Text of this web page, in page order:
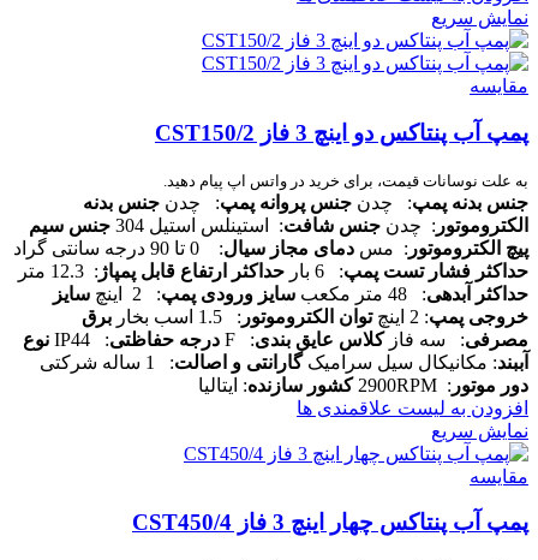
نمایش سریع
مقایسه
پمپ آب پنتاکس دو اینچ 3 فاز CST150/2
به علت نوسانات قیمت، برای خرید در واتس اپ پیام دهید.
جنس بدنه پمپ: چدن جنس پروانه پمپ: چدن جنس بدنه
الکتروموتور : چدن جنس شافت: استینلس استیل 304
جنس سیم
پیچ الکتروموتور : مس دمای مجاز سیال: 0 تا 90 درجه سانتی گراد
حداکثر فشار تست پمپ: 6 بار حداکثر ارتفاع قابل پمپاژ : 12.3 متر
حداکثر آبدهی: 48 متر مکعب سایز ورودی پمپ: 2 اینچ
سایز
خروجی پمپ: 2 اینچ توان الکتروموتور : 1.5 اسب بخار
برق
مصرفی: سه فازکلاس عایق بندی: F درجه حفاظتی: IP44
نوع
آببند: مکانیکال سیل سرامیکگارانتی و اصالت: 1 ساله شرکتی
دور موتور : 2900RPM کشور سازنده: ایتالیا
افزودن به لیست علاقمندی ها
نمایش سریع
مقایسه
پمپ آب پنتاکس چهار اینچ 3 فاز CST450/4